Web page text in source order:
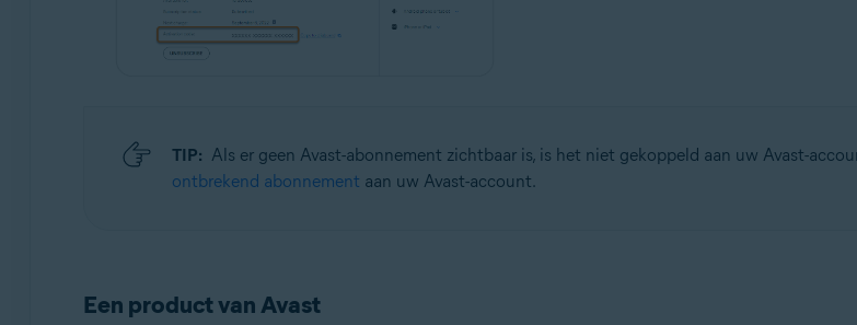
TIP: Als er geen Avast-abonnement zichtbaar is, is het niet gekoppeld aan uw Avast-
ontbrekend abonnement aan uw Avast-account.
Een product van Avast